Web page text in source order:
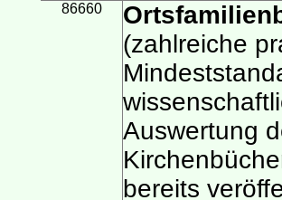
86660
(zahlreiche
Auswertung
bereits